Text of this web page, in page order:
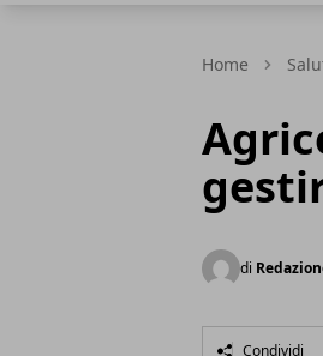
Home
di
Condividi